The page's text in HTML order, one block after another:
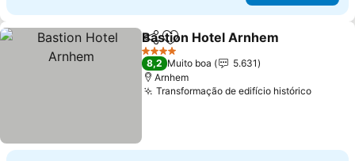
PartilharAdicionar aos favoritos
Bastion Hotel Arnhem
4 Estrelas
8,2 Muito boa
5.631
Arnhem
Transformação de edifício históricoVer